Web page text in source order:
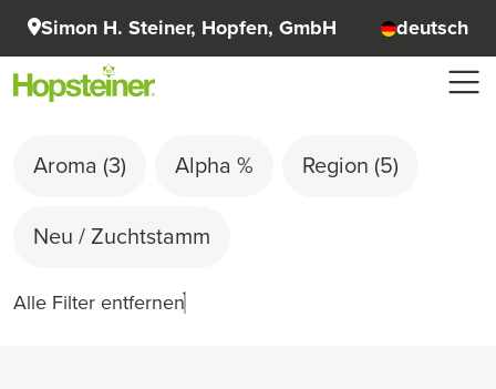
Simon H. Steiner, Hopfen, GmbH deutsch
Aroma (3) Alpha % Region (5)
Neu / Zuchtstamm
Alle Filter entfernen